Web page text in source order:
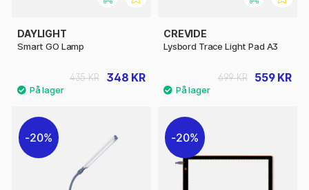
DAYLIGHT
Smart GO Lamp
348 KR
435 KR
CREVIDE
Lysbord Trace Light Pad A3
559 KR
699 KR
20% 20%